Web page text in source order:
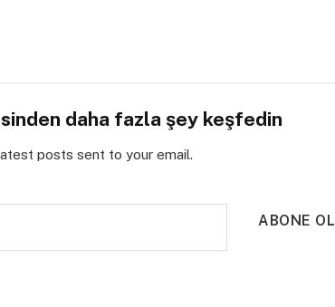
daha fazla şey keşfedin
posts sent to your email.
ABONE OL